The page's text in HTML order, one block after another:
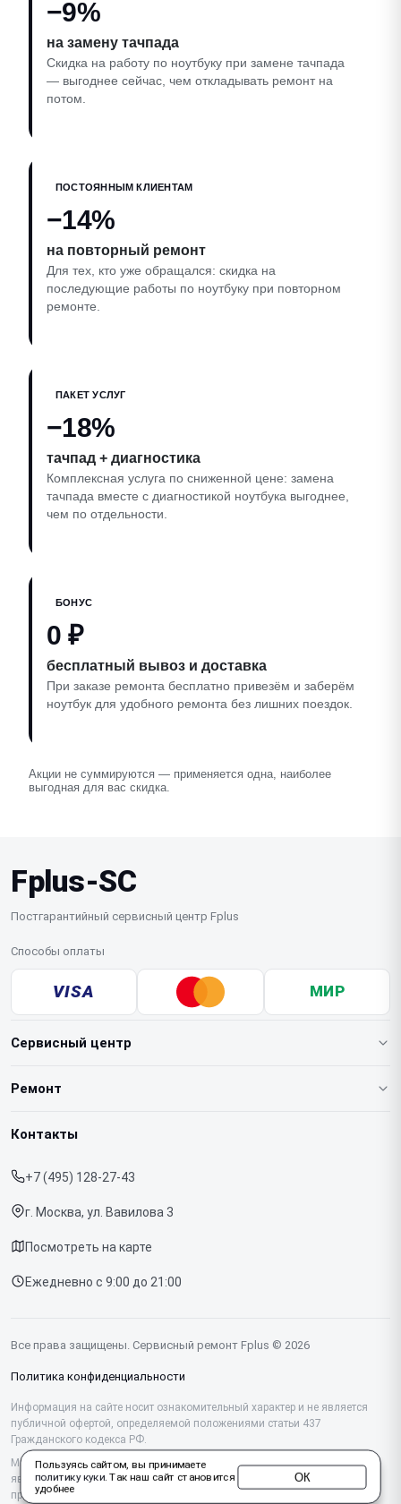
−9%
на замену тачпада
Скидка на работу по ноутбуку при замене тачпада
— выгоднее сейчас, чем откладывать ремонт на
потом.
ПОСТОЯННЫМ КЛИЕНТАМ
−14%
на повторный ремонт
Для тех, кто уже обращался: скидка на
последующие работы по ноутбуку при повторном
ремонте.
ПАКЕТ УСЛУГ
−18%
тачпад + диагностика
Комплексная услуга по сниженной цене: замена
тачпада вместе с диагностикой ноутбука выгоднее,
чем по отдельности.
БОНУС
0 ₽
бесплатный вывоз и доставка
При заказе ремонта бесплатно привезём и заберём
ноутбук для удобного ремонта без лишних поездок.
Акции не суммируются — применяется одна, наиболее
выгодная для вас скидка.
Fplus-SC
Постгарантийный сервисный центр Fplus
Способы оплаты
VISA МИР
Сервисный центр
О нашем сервисе
Срочный ремонт
Доставка и способы оплаты
Диагностика
Контакты
Ремонт
Ноутбуков
Контакты
+7 (495) 128-27-43
г. Москва, ул. Вавилова 3
Посмотреть на карте
Ежедневно с 9:00 до 21:00
Все права защищены. Сервисный ремонт Fplus © 2026
Политика конфиденциальности
Информация на сайте носит ознакомительный характер и не является
публичной офертой, определяемой положениями статьи 437
Гражданского кодекса РФ.
Мы специализируемся на обслуживании и ремонте техники Fplus, но не
являемся их официальным представителем. Предоставляем
профессиональные услуги после истечения гарантии, а также
Пользуясь сайтом, вы принимаете
политику куки. Так наш сайт становится
удобнее
ОК